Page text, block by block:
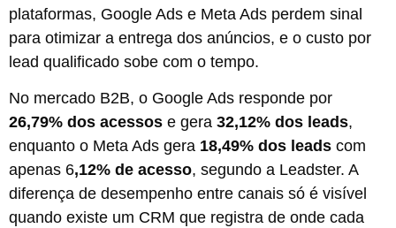
plataformas, Google Ads e Meta Ads perdem sinal
para otimizar a entrega dos anúncios, e o custo por
lead qualificado sobe com o tempo.
No mercado B2B, o Google Ads responde por
26,79% dos acessos e gera 32,12% dos leads,
enquanto o Meta Ads gera 18,49% dos leads com
apenas 6,12% de acesso, segundo a Leadster. A
diferença de desempenho entre canais só é visível
quando existe um CRM que registra de onde cada